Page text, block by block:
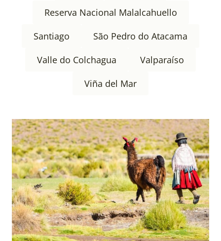
Reserva Nacional Malalcahuello
Santiago
São Pedro do Atacama
Valle do Colchagua
Valparaíso
Viña del Mar